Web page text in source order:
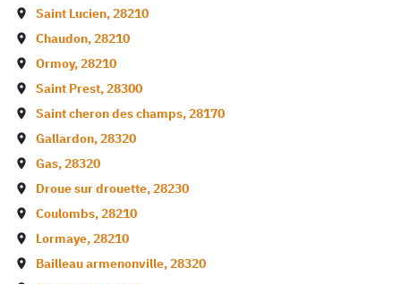
Saint Lucien,28210
Chaudon,28210
Ormoy,28210
Saint Prest,28300
Saint cheron des champs,28170
Gallardon,28320
Gas,28320
Droue sur drouette,28230
Coulombs,28210
Lormaye,28210
Bailleau armenonville,28320